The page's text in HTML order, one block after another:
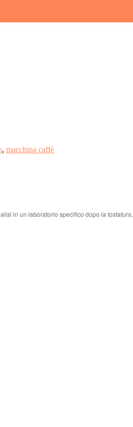
, macchina caffè
in un laboratorio specifico dopo la tostatura.